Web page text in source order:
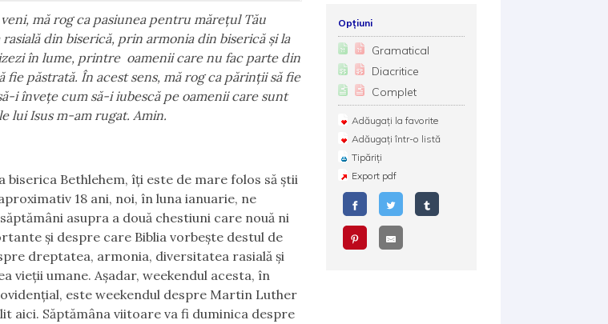
mă rog ca pasiunea pentru mărețul Tău
din biserică, prin armonia din biserică și la
în lume, printre oamenii care nu fac parte din
fie păstrată. În acest sens, mă rog ca părinții să fie
i învețe cum să-i iubescă pe oamenii care sunt
lui Isus m-am rugat. Amin.
biserica Bethlehem, îți este de mare folos să știi
18 ani, noi, în luna ianuarie, ne
asupra a două chestiuni care nouă ni
și despre care Biblia vorbește destul de
dreptatea, armonia, diversitatea rasială și
vieții umane. Așadar, weekendul acesta, în
este weekendul despre Martin Luther
aici. Săptămâna viitoare va fi duminica despre
Opțiuni
Gramatical
Diacritice
Complet
Adăugați la favorite
Adăugați într-o listă
Tipăriți
Export pdf